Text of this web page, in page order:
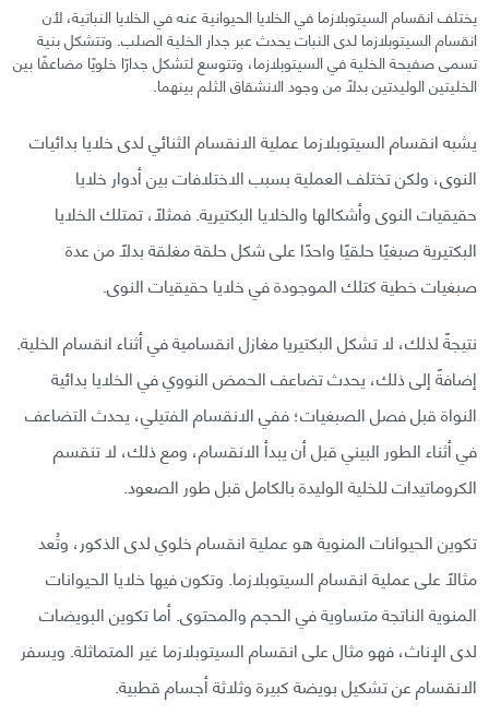
يختلف انقسام السيتوبلازما في الخلايا الحيوانية عنه في الخلايا النباتية، لأن
انقسام السيتوبلازما لدى النبات يحدث عبر جدار الخلية الصلب. وتتشكل بنية
تسمى صفيحة الخلية في السيتوبلازما، وتتوسع لتشكل جدارًا خلويًا مضاعفًا بين
الخليتين الوليدتين بدلًا من وجود الانشقاق الثلم بينهما.
يشبه انقسام السيتوبلازما عملية الانقسام الثنائي لدى خلايا بدائيات
النوى، ولكن تختلف العملية بسبب الاختلافات بين أدوار خلايا
حقيقيات النوى وأشكالها والخلايا البكتيرية. فمثلًا، تمتلك الخلايا
البكتيرية صبغيًا حلقيًا واحدًا على شكل حلقة مغلقة بدلًا من عدة
صبغيات خطية كتلك الموجودة في خلايا حقيقيات النوى.
نتيجةً لذلك، لا تشكل البكتيريا مغازل انقسامية في أثناء انقسام الخلية.
إضافةً إلى ذلك، يحدث تضاعف الحمض النووي في الخلايا بدائية
النواة قبل فصل الصبغيات؛ ففي الانقسام الفتيلي، يحدث التضاعف
في أثناء الطور البيني قبل أن يبدأ الانقسام، ومع ذلك، لا تنقسم
الكروماتيدات للخلية الوليدة بالكامل قبل طور الصعود.
تكوين الحيوانات المنوية هو عملية انقسام خلوي لدى الذكور، وتُعد
مثالًا على عملية انقسام السيتوبلازما. وتكون فيها خلايا الحيوانات
المنوية الناتجة متساوية في الحجم والمحتوى. أما تكوين البويضات
لدى الإناث، فهو مثال على انقسام السيتوبلازما غير المتماثلة. ويسفر
الانقسام عن تشكيل بويضة كبيرة وثلاثة أجسام قطبية.